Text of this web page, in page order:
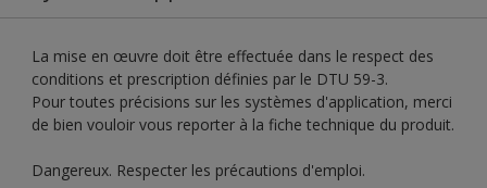
La mise en œuvre doit être effectuée dans le respect des
conditions et prescription définies par le DTU 59-3.
Pour toutes précisions sur les systèmes d'application, merci
de bien vouloir vous reporter à la fiche technique du produit.
Dangereux. Respecter les précautions d'emploi.